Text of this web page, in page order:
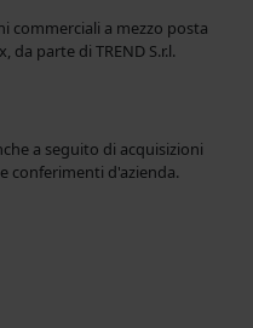
commerciali a mezzo posta
parte di TREND S.r.l.
a seguito di acquisizioni
conferimenti d'azienda.